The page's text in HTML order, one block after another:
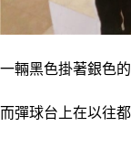
一輛黑色掛著銀色
而彈球台上在以往